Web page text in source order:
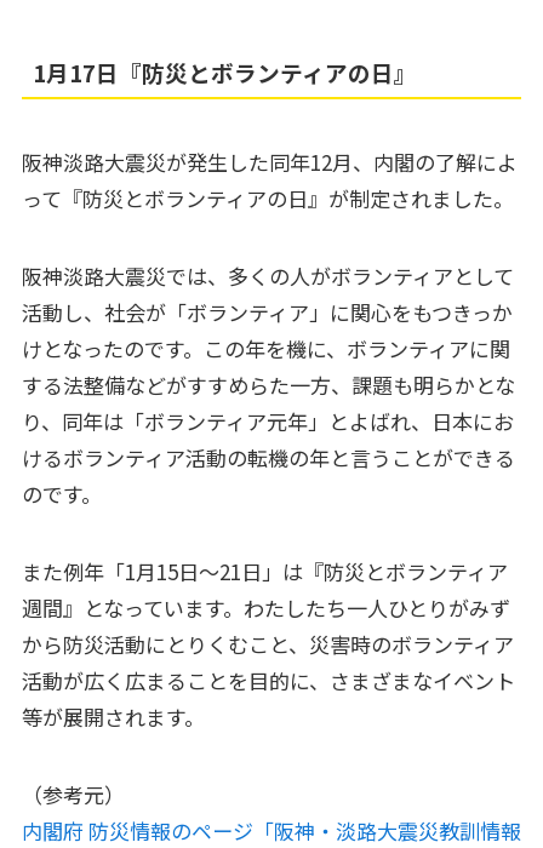
1月17日『防災とボランティアの日』
阪神淡路大震災が発生した同年12月、内閣の了解によ
って『防災とボランティアの日』が制定されました。
阪神淡路大震災では、多くの人がボランティアとして
活動し、社会が「ボランティア」に関心をもつきっか
けとなったのです。この年を機に、ボランティアに関
する法整備などがすすめらた一方、課題も明らかとな
り、同年は「ボランティア元年」とよばれ、日本にお
けるボランティア活動の転機の年と言うことができる
のです。
また例年「1月15日～21日」は『防災とボランティア
週間』となっています。わたしたち一人ひとりがみず
から防災活動にとりくむこと、災害時のボランティア
活動が広く広まることを目的に、さまざまなイベント
等が展開されます。
（参考元）
内閣府 防災情報のページ「阪神・淡路大震災教訓情報